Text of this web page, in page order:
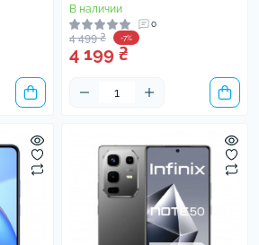
В наличии
0
4 499 ₴ -7%
4 199 ₴